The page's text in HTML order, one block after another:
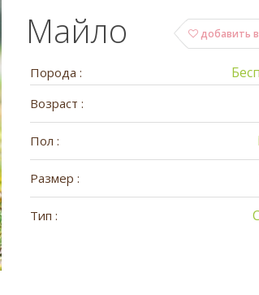
добавить
Майло
Порода :
Возраст :
Пол :
Размер :
Тип :